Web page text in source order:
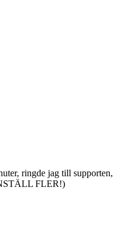
ringde jag till supporten,
FLER!)